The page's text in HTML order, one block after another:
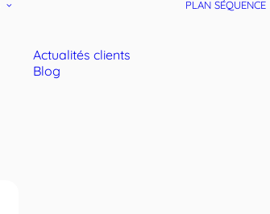
Actualités clients
Blog
PLAN SÉQUENCE